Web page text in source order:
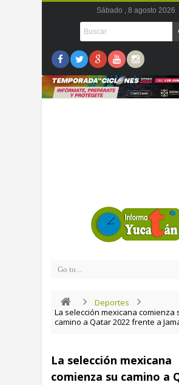
Sábado , 8 agosto 2026
Deportes
La selección mexicana comienza
camino a Qatar 2022 frente a
La selección mexicana
comienza su camino a